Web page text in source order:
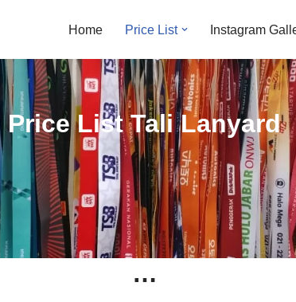
Home Price List Instagram
Price List Tali Lanyard
…